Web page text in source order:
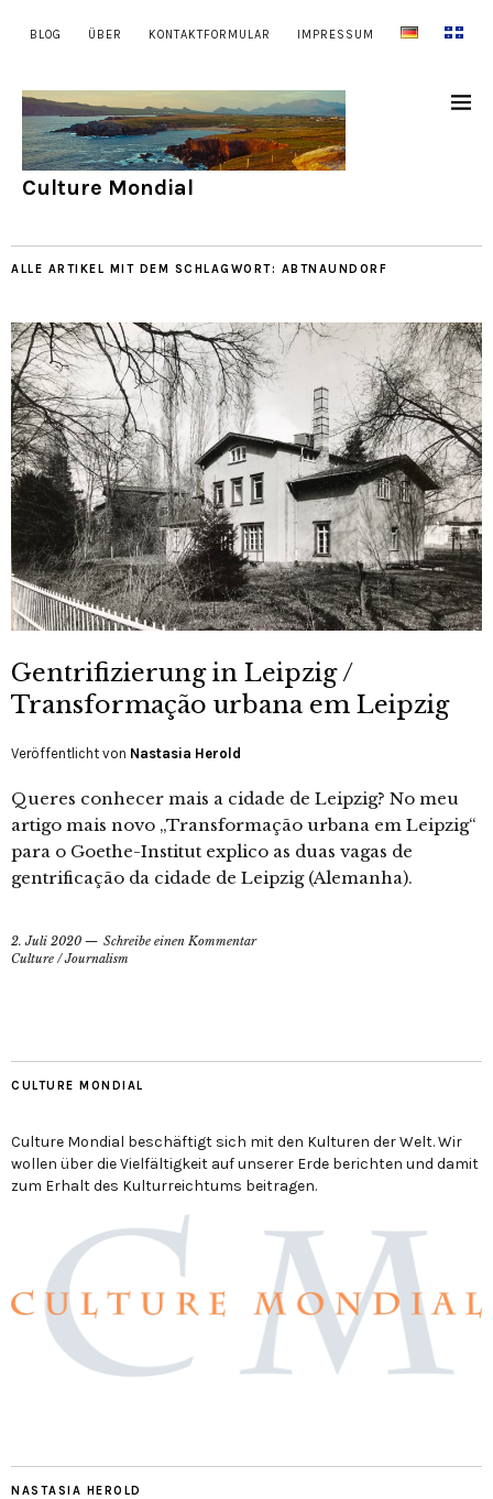
BLOG ÜBER KONTAKTFORMULAR IMPRESSUM
Culture Mondial
ALLE ARTIKEL MIT DEM SCHLAGWORT: ABTNAUNDORF
Gentrifizierung in Leipzig /
Transformação urbana em Leipzig
Veröffentlicht von Nastasia Herold
Queres conhecer mais a cidade de Leipzig? No meu
artigo mais novo „Transformação urbana em Leipzig“
para o Goethe-Institut explico as duas vagas de
gentrificação da cidade de Leipzig (Alemanha).
2. Juli 2020
Schreibe einen Kommentar
Culture /Journalism
CULTURE MONDIAL
Culture Mondial beschäftigt sich mit den Kulturen der Welt. Wir
wollen über die Vielfältigkeit auf unserer Erde berichten und damit
zum Erhalt des Kulturreichtums beitragen.
NASTASIA HEROLD